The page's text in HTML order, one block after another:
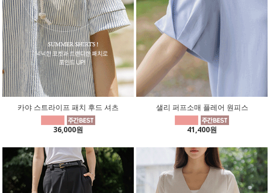
카야 스트라이프 패치 후드 셔츠
36,000원
샐리 퍼프소매 플레어 원피스
41,400원